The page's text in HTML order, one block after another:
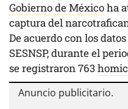
Gobierno de Méxicoha
captura del
De acuerdo con los
SESNSP, durante el
se registraron 763